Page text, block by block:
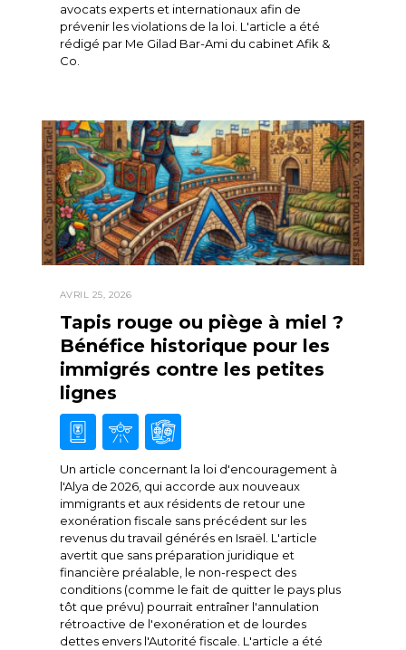
avocats experts et internationaux afin de
prévenir les violations de la loi. L'article a été
rédigé par Me Gilad Bar-Ami du cabinet Afik &
Co.
AVRIL 25, 2026
Tapis rouge ou piège à miel ?
Bénéfice historique pour les
immigrés contre les petites
lignes
Un article concernant la loi d'encouragement à
l'Alya de 2026, qui accorde aux nouveaux
immigrants et aux résidents de retour une
exonération fiscale sans précédent sur les
revenus du travail générés en Israël. L'article
avertit que sans préparation juridique et
financière préalable, le non-respect des
conditions (comme le fait de quitter le pays plus
tôt que prévu) pourrait entraîner l'annulation
rétroactive de l'exonération et de lourdes
dettes envers l'Autorité fiscale. L'article a été